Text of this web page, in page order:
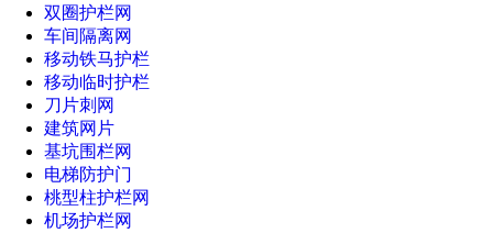
双圈护栏网
车间隔离网
移动铁马护栏
移动临时护栏
刀片刺网
建筑网片
基坑围栏网
电梯防护门
桃型柱护栏网
机场护栏网